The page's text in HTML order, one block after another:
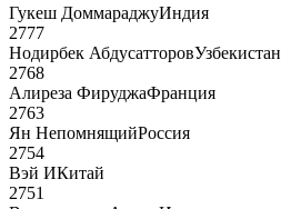
Гукеш ДоммараджуИндия
2777
Нодирбек АбдусатторовУзбекистан
2768
Алиреза ФируджаФранция
2763
Ян НепомнящийРоссия
2754
Вэй ИКитай
2751